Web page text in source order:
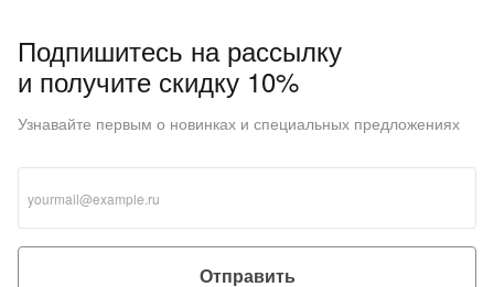
Подпишитесь на рассылку
и получите скидку 10%
Узнавайте первым о новинках и специальных предложениях
Отправить